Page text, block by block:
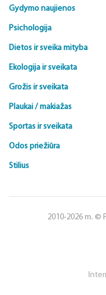
Gydymo naujienos
Psichologija
Dietos ir sveika mityba
Ekologija ir sveikata
Grožis ir sveikata
Plaukai / makiažas
Sportas ir sveikata
Odos priežiūra
Stilius
2010-2026 m. ©